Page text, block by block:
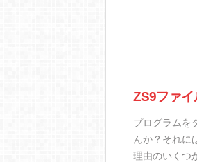
ZS9ファ
プログラムを
んか？それに
理由のいくつ